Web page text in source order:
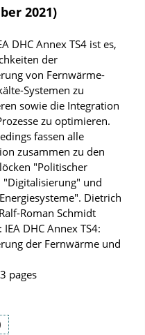
2021)
DHC Annex TS4 ist es,
der
von Fernwärme-
Systemen zu
sowie die Integration
zu optimieren.
fassen alle
zusammen zu den
"Politischer
"Digitalisierung" und
Dietrich
Roman Schmidt
DHC Annex TS4:
der Fernwärme und
pages